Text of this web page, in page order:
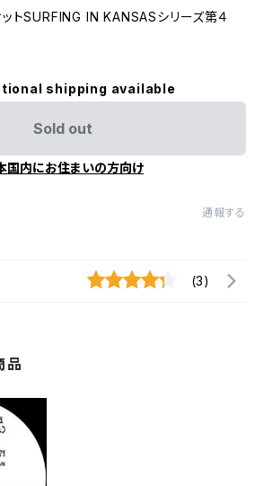
ットSURFING IN KANSASシリーズ第４
shipping available
Sold out
国内にお住まいの方向け
通報する
(3)
品